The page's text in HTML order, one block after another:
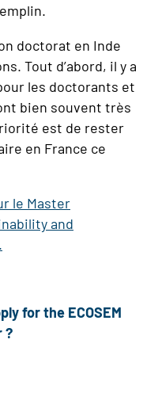
doctorat en Inde
Tout d’abord, il y a
les doctorants et
bien souvent très
est de rester
en France ce
le Master
and
for the ECOSEM
?